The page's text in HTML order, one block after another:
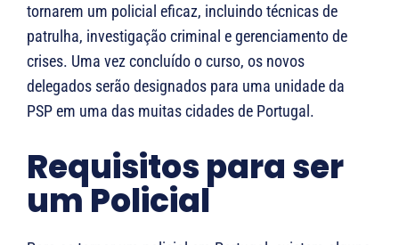
tornarem um policial eficaz, incluindo técnicas de
patrulha, investigação criminal e gerenciamento de
crises. Uma vez concluído o curso, os novos
delegados serão designados para uma unidade da
PSP em uma das muitas cidades de Portugal.
Requisitos para ser
um Policial